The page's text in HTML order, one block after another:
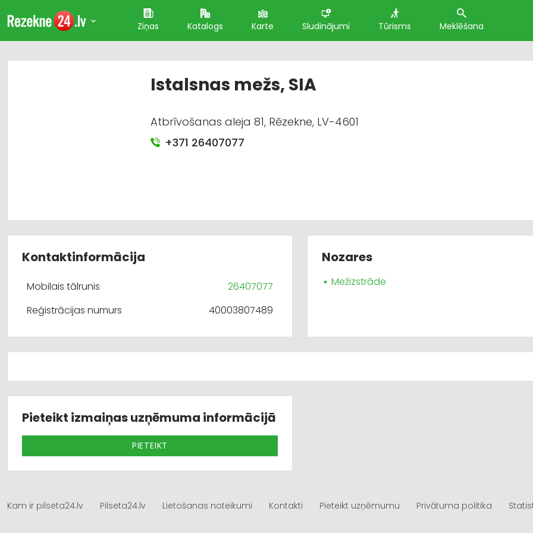
Ziņas Katalogs Karte Sludinājumi Tūrisms Meklēšana
Istalsnas mežs, SIA
Atbrīvošanas aleja 81, Rēzekne, LV-4601
+371 26407077
Kontaktinformācija
Mobilais tālrunis
26407077
Reģistrācijas numurs
40003807489
Nozares
Mežizstrāde
Pieteikt izmaiņas uzņēmuma informācijā
PIETEIKT
Kam ir pilseta24.lv Pilseta24.lv Lietošanas noteikumi Kontakti Pieteikt uzņēmumu Privātuma politika